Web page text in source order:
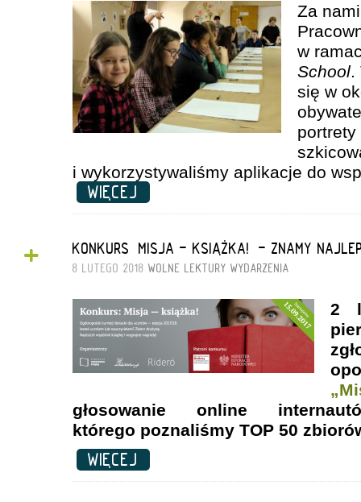
Za
w
School.
się w
i wykorzystywaliśmy aplikacje do
WIĘCEJ
+ KONKURS „MISJA - KSIĄŻKA!” - ZNAMY
8 LUTEGO 2018 WOLNE LEKTURY WYDARZENIA
2
głosowanie online
którego poznaliśmy TOP 50
WIĘCEJ